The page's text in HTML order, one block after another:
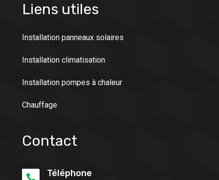
Liens utiles
Installation panneaux solaires
Installation climatisation
Installation pompes à chaleur
Chauffage
Contact
 Téléphone